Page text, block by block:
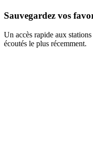
Sauvegardez vos
Un accès rapide aux
écoutés le plus récemment.